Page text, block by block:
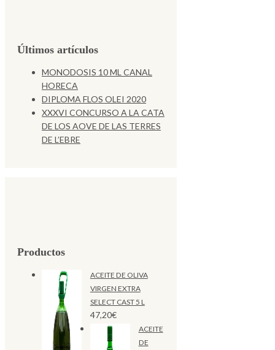
Últimos artículos
MONODOSIS 10 ML CANAL
HORECA
DIPLOMA FLOS OLEI 2020
XXXVI CONCURSO A LA CATA
DE LOS AOVE DE LAS TERRES
DE L’EBRE
Productos
ACEITE DE OLIVA
VIRGEN EXTRA
SELECT CAST 5 L
47,20€
ACEITE
DE